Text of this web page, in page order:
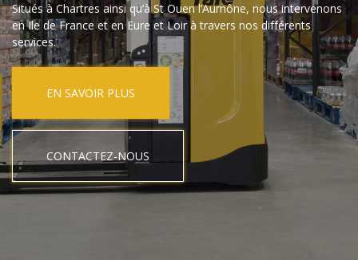
Situés à Chartres ainsi qu’à St Ouen l’Aumône, nous intervenons
en Ile de France et en Eure et Loir à travers nos différents
services.
EN SAVOIR PLUS
CONTACTEZ-NOUS